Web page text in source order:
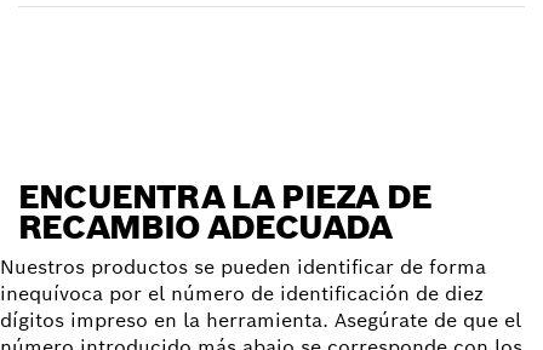
ENCUENTRA LA PIEZA DE
RECAMBIO ADECUADA
Nuestros productos se pueden identificar de forma
inequívoca por el número de identificación de diez
dígitos impreso en la herramienta. Asegúrate de que el